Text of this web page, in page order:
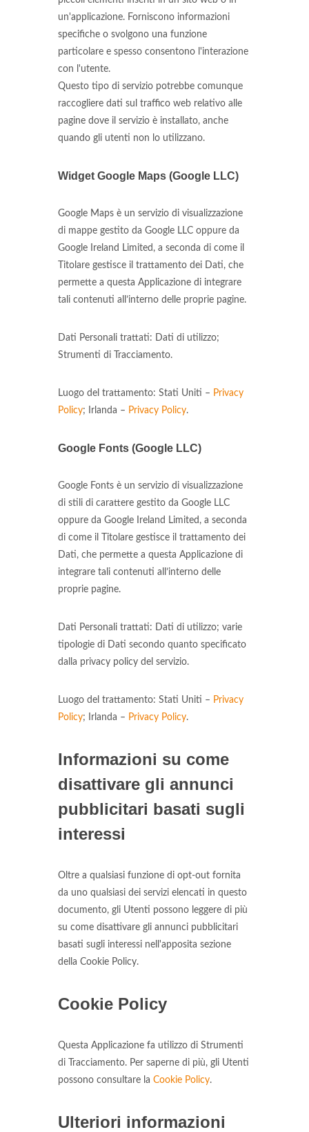
un'applicazione. Forniscono informazioni
specifiche o svolgono una funzione
particolare e spesso consentono l'interazione
con l'utente.
Questo tipo di servizio potrebbe comunque
raccogliere dati sul traffico web relativo alle
pagine dove il servizio è installato, anche
quando gli utenti non lo utilizzano.
Widget Google Maps (Google LLC)
Google Maps è un servizio di visualizzazione
di mappe gestito da Google LLC oppure da
Google Ireland Limited, a seconda di come il
Titolare gestisce il trattamento dei Dati, che
permette a questa Applicazione di integrare
tali contenuti all’interno delle proprie pagine.
Dati Personali trattati: Dati di utilizzo;
Strumenti di Tracciamento.
Luogo del trattamento: Stati Uniti – Privacy
Policy; Irlanda – Privacy Policy.
Google Fonts (Google LLC)
Google Fonts è un servizio di visualizzazione
di stili di carattere gestito da Google LLC
oppure da Google Ireland Limited, a seconda
di come il Titolare gestisce il trattamento dei
Dati, che permette a questa Applicazione di
integrare tali contenuti all’interno delle
proprie pagine.
Dati Personali trattati: Dati di utilizzo; varie
tipologie di Dati secondo quanto specificato
dalla privacy policy del servizio.
Luogo del trattamento: Stati Uniti – Privacy
Policy; Irlanda – Privacy Policy.
Informazioni su come
disattivare gli annunci
pubblicitari basati sugli
interessi
Oltre a qualsiasi funzione di opt-out fornita
da uno qualsiasi dei servizi elencati in questo
documento, gli Utenti possono leggere di più
su come disattivare gli annunci pubblicitari
basati sugli interessi nell'apposita sezione
della Cookie Policy.
Cookie Policy
Questa Applicazione fa utilizzo di Strumenti
di Tracciamento. Per saperne di più, gli Utenti
possono consultare la Cookie Policy.
Ulteriori informazioni